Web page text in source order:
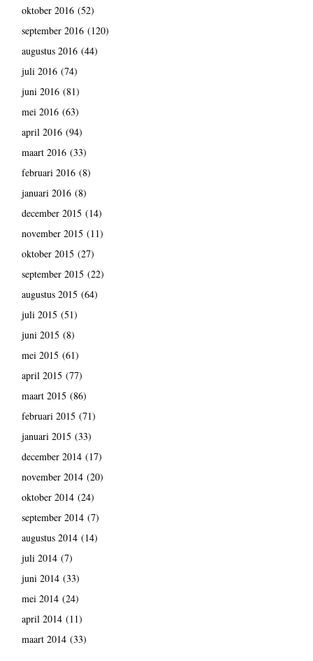
oktober 2016(52)
september 2016(120)
augustus 2016(44)
juli 2016(74)
juni 2016(81)
mei 2016(63)
april 2016(94)
maart 2016(33)
februari 2016(8)
januari 2016(8)
december 2015 (14)
november 2015 (11)
oktober 2015 (27)
september 2015 (22)
augustus 2015 (64)
juli 2015 (51)
juni 2015 (8)
mei 2015 (61)
april 2015 (77)
maart 2015 (86)
februari 2015 (71)
januari 2015 (33)
december 2014(17)
november 2014(20)
oktober 2014(24)
september 2014(7)
augustus 2014(14)
juli 2014(7)
juni 2014(33)
mei 2014(24)
april 2014(11)
maart 2014(33)